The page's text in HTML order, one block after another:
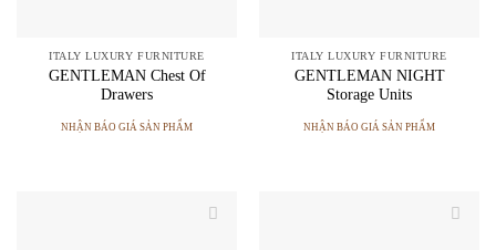
ITALY LUXURY FURNITURE
GENTLEMAN Chest Of
Drawers
NHẬN BÁO GIÁ SẢN PHẨM
ITALY LUXURY FURNITURE
GENTLEMAN NIGHT
Storage Units
NHẬN BÁO GIÁ SẢN PHẨM